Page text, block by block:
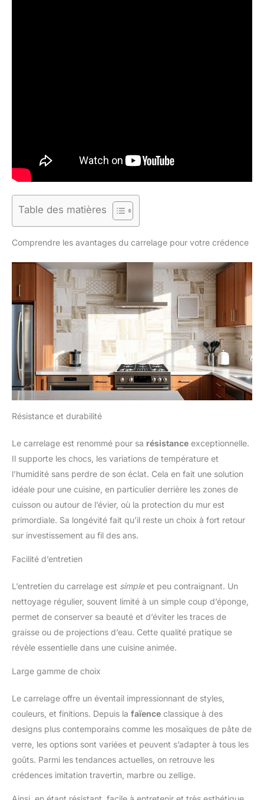
Table des matières
Comprendre les avantages du carrelage pour votre crédence
Résistance et durabilité
Le carrelage est renommé pour sa résistance exceptionnelle.
Il supporte les chocs, les variations de température et
l’humidité sans perdre de son éclat. Cela en fait une solution
idéale pour une cuisine, en particulier derrière les zones de
cuisson ou autour de l’évier, où la protection du mur est
primordiale. Sa longévité fait qu’il reste un choix à fort retour
sur investissement au fil des ans.
Facilité d’entretien
L’entretien du carrelage est simpleet peu contraignant. Un
nettoyage régulier, souvent limité à un simple coup d’éponge,
permet de conserver sa beauté et d’éviter les traces de
graisse ou de projections d’eau. Cette qualité pratique se
révèle essentielle dans une cuisine animée.
Large gamme de choix
Le carrelage offre un éventail impressionnant de styles,
couleurs, et finitions. Depuis la faïence classique à des
designs plus contemporains comme les mosaïques de pâte de
verre, les options sont variées et peuvent s’adapter à tous les
goûts. Parmi les tendances actuelles, on retrouve les
crédences imitation travertin, marbre ou zellige.